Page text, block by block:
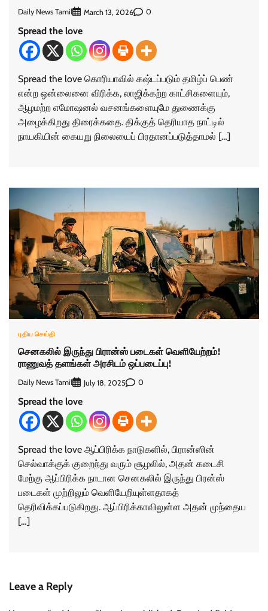
Daily News Tamil March 13, 2026 0
Spread the love
Spread the love கொரியாவில் கஷ்டப்படும் தமிழ்ப் பெண்
என்ற ஒன்லைனை விரிக்க, லாஜிக்கற்ற காட்சிகளையும்,
ஆழமற்ற எமோஷனல் வசனங்களையுமே துணைக்கு
அழைக்கிறது திரைக்கதை. திக்குத் தெரியாத நாட்டில்
நாயகியின் கையறு நிலையைப் பிரதானப்படுத்தாமல் […]
புதிய செய்தி
செனகலில் இருந்து பிரான்ஸ் படைகள் வெளியேற்றம்!
ராணுவத் தளங்கள் அரசிடம் ஒப்படைப்பு!
Daily News Tamil July 18, 2025 0
Spread the love
Spread the love ஆப்பிரிக்க நாடுகளில், பிரான்ஸின்
செல்வாக்குக் குறைந்து வரும் சூழலில், அதன் கடைசி
மேற்கு ஆப்பிரிக்க நாடான செனகலில் இருந்து பிரன்ஸ்
படைகள் முற்றிலும் வெளியேறியுள்ளதாகத்
தெரிவிக்கப்படுகிறது. ஆப்பிரிக்காவிலுள்ள அதன் முந்தைய
[…]
Leave a Reply